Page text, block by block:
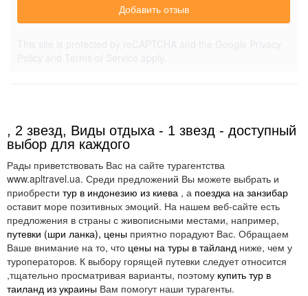
Добавить отзыв
, 2 звезд, Виды отдыха - 1 звезд - доступный
выбор для каждого
Рады приветствовать Вас на сайте турагентства
www.apltravel.ua. Среди предложений Вы можете выбрать и
приобрести тур в индонезию из киева , а поездка на занзибар
оставит море позитивных эмоций. На нашем веб-сайте есть
предложения в страны с живописными местами, например,
путевки (шри ланка), цены приятно порадуют Вас. Обращаем
Ваше внимание на то, что цены на туры в тайланд ниже, чем у
туроператоров. К выбору горящей путевки следует относится
,тщательно просматривая варианты, поэтому купить тур в
таиланд из украины Вам помогут наши турагенты.